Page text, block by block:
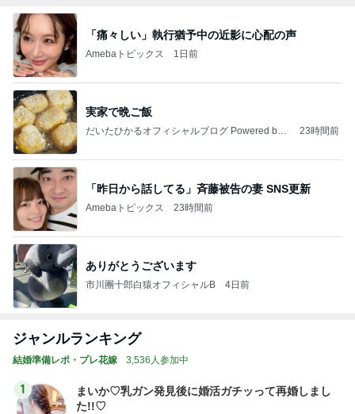
「痛々しい」執行猶予中の近影に心配の声
Amebaトピックス 1日前
実家で晩ご飯
だいたひかるオフィシャルブログ Powered by
23時間前
「昨日から話してる」斉藤被告の妻 SNS更新
Amebaトピックス 23時間前
ありがとうございます
市川團十郎白猿オフィシャルB 4日前
ジャンルランキング
結婚準備レポ・プレ花嫁 3,536人参加中
1
まいか♡乳ガン発見後に婚活ガチッって再婚しまし
た!!♡